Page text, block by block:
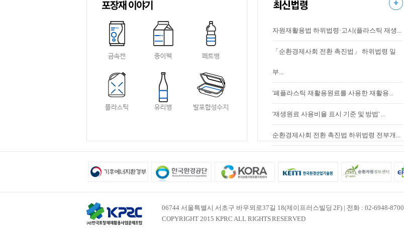
자원재활용법 하위법령·고시(플라스틱 재생...
「순환경제사회 전환 촉진법」 하위법령 일
부...
'폐플라스틱 재활용원료를 사용한 재활용...
'재생원료 사용비율 표시 기준 및 방법' ...
순환경제사회 전환 촉진법 하위법령 전부개...
06744 서울특별시 서초구 바우뫼로37길 18(제이프러스빌딩 2F) | 전화 : 02-6948-8700
COPYRIGHT 2015 KPRC ALL RIGHTS RESERVED